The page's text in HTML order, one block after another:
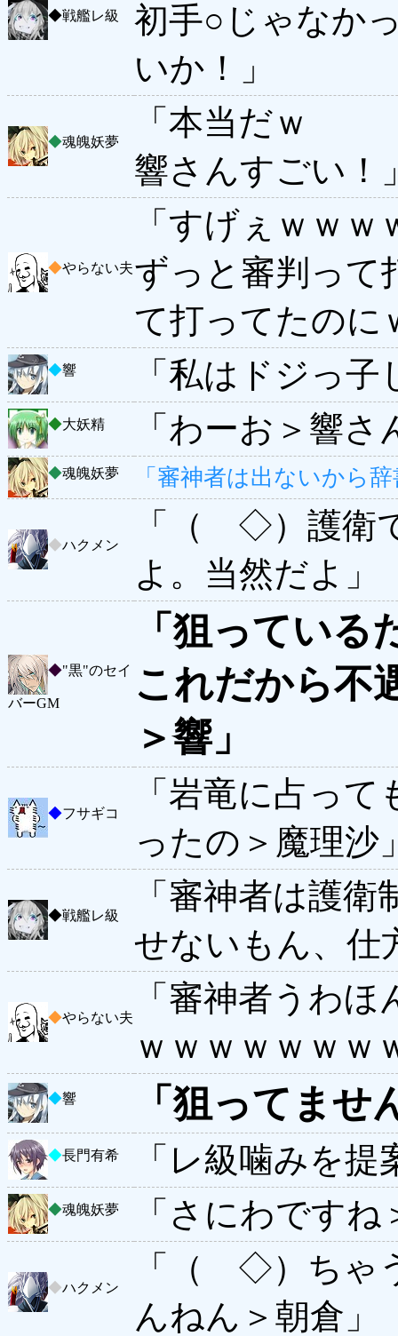
◆戦艦レ級
初手○じゃなか
いか！」
◆魂魄妖夢
「本当だｗ
響さんすごい！
◆やらない夫
「すげぇｗｗｗ
ずっと審判って
て打ってたのに
◆響 「私はドジっ
◆大妖精 「わーお＞響
◆魂魄妖夢 「審神者は出ないから
◆ハクメン
「（ ◇）護衛
よ。当然だよ」
◆"黒"のセイ
バーGM
「狙っている
これだから
＞響」
◆フサギコ
「岩竜に占っ
ったの＞魔理沙
◆戦艦レ級
「審神者は護
せないもん、仕
◆やらない夫
「審神者うわ
ｗｗｗｗｗｗｗ
◆響 「狙ってま
◆長門有希 「レ級噛みを
◆魂魄妖夢 「さにわです
◆ハクメン
「（ ◇）ちゃ
んねん＞朝倉」